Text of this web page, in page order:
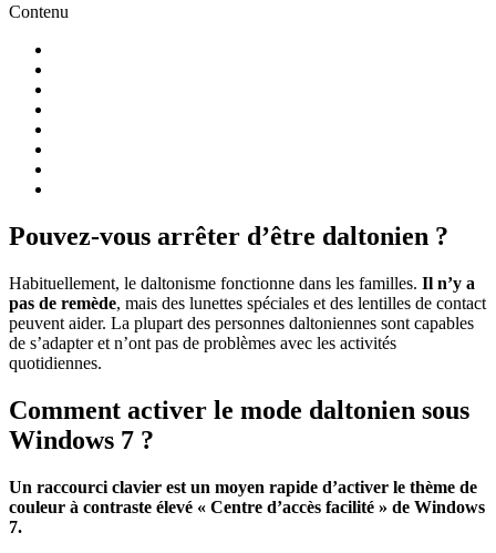
Contenu
Pouvez-vous arrêter d’être daltonien ?
Habituellement, le daltonisme fonctionne dans les familles. Il n’y a
pas de remède, mais des lunettes spéciales et des lentilles de contact
peuvent aider. La plupart des personnes daltoniennes sont capables
de s’adapter et n’ont pas de problèmes avec les activités
quotidiennes.
Comment activer le mode daltonien sous
Windows 7 ?
Un raccourci clavier est un moyen rapide d’activer le thème de
couleur à contraste élevé « Centre d’accès facilité » de Windows
7.